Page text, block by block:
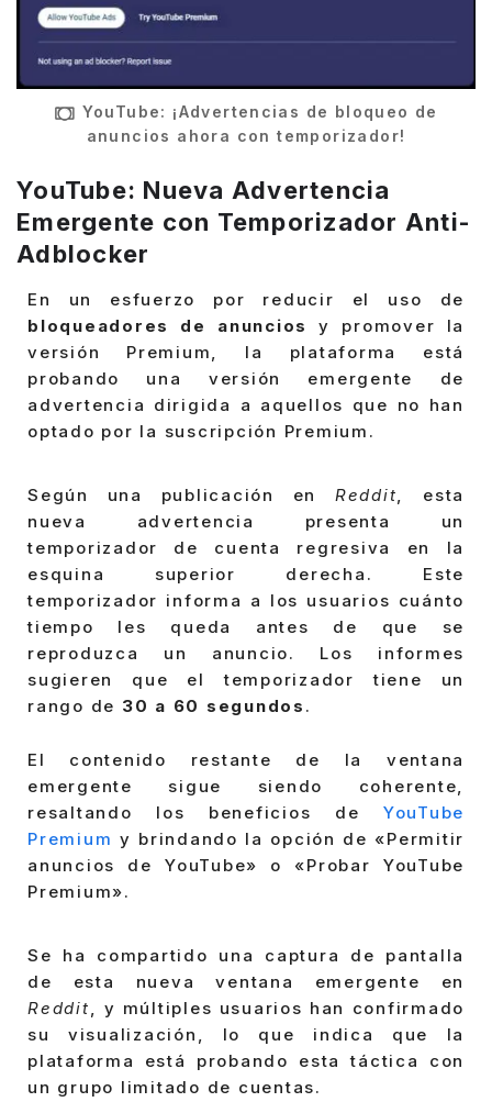
YouTube: ¡Advertencias de bloqueo de
anuncios ahora con temporizador!
YouTube: Nueva Advertencia
Emergente con Temporizador Anti-
Adblocker
En un esfuerzo por reducir el uso de
bloqueadores de anuncios
y promover la
versión Premium, la plataforma está
probando una versión emergente de
advertencia dirigida a aquellos que no han
optado por la suscripción Premium.
Según una publicación en Reddit, esta
nueva advertencia presenta un
temporizador de cuenta regresiva en la
esquina superior derecha. Este
temporizador informa a los usuarios cuánto
tiempo les queda antes de que se
reproduzca un anuncio. Los informes
sugieren que el temporizador tiene un
rango de 30 a 60 segundos .
El contenido restante de la ventana
emergente sigue siendo coherente,
resaltando los beneficios de YouTube
Premium y brindando la opción de «Permitir
anuncios de YouTube» o «Probar YouTube
Premium».
Se ha compartido una captura de pantalla
de esta nueva ventana emergente en
Reddit, y múltiples usuarios han confirmado
su visualización, lo que indica que la
plataforma está probando esta táctica con
un grupo limitado de cuentas.